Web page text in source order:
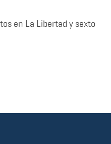
en La Libertad y sexto